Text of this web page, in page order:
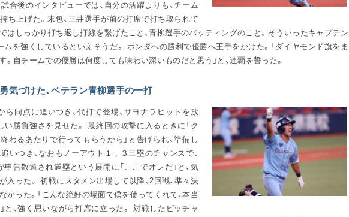
合後のインタビューでは、自分の活躍よりも、チーム
ち上げた。末包、三井選手が前の打席で打ち取られて
はしっかり打ち返し打線を繋げたこと、青柳選手のバッティングのこと。そういったキャプテン
ムを強くしているといえそうだ。 ホンダへの勝利で優勝へ王手をかけた。「ダイヤモンド旗をま
。自チームでの優勝は何度しても味わい深いものだと思う」と、連覇を誓った。
気づけた、ベテラン青柳選手の一打
ら同点に追いつき、代打で登場、サヨナラヒットを放
い勝負強さを見せた。 最終回の攻撃に入るときに「ク
わるあたりで行ってもらうから」と告げられ、準備し
いつき、なおもノーアウト１，３三塁のチャンスで、
申告敬遠され満塁という展開に「ここでオレだ」と、気
入った。 初戦にスタメン出場して以降、2回戦、準々決
かった。「こんな絶好の場面で僕を使ってくれて、本当
と、強く思いながら打席に立った。 対戦したピッチャ